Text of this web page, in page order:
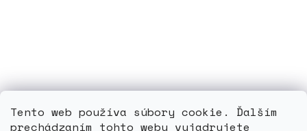
Tento web používa súbory cookie. Ďalším
prechádzaním tohto webu vyjadrujete